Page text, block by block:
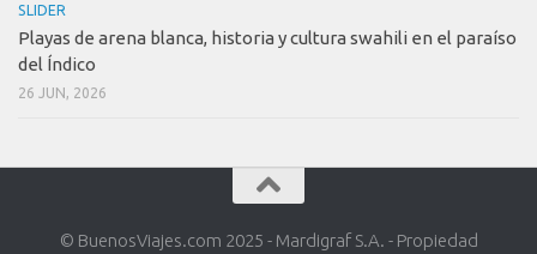
SLIDER
Playas de arena blanca, historia y cultura swahili en el paraíso
del Índico
26 JUN, 2026
© BuenosViajes.com 2025 - Mardigraf S.A. - Propiedad